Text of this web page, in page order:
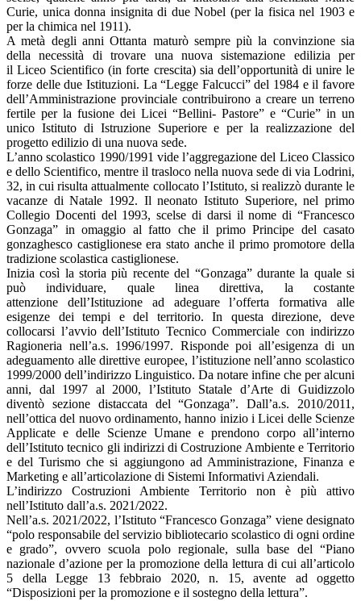
Curie, unica donna insignita di due Nobel (per la fisica nel 1903 e
per la chimica nel 1911).
A metà degli anni Ottanta maturò sempre più la convinzione sia
della necessità di trovare una nuova sistemazione edilizia per
il Liceo Scientifico (in forte crescita) sia dell’opportunità di unire le
forze delle due Istituzioni. La “Legge Falcucci” del 1984 e il favore
dell’Amministrazione provinciale contribuirono a creare un terreno
fertile per la fusione dei Licei “Bellini- Pastore” e “Curie” in un
unico Istituto di Istruzione Superiore e per la realizzazione del
progetto edilizio di una nuova sede.
L’anno scolastico 1990/1991 vide l’aggregazione del Liceo Classico
e dello Scientifico, mentre il trasloco nella nuova sede di via Lodrini,
32, in cui risulta attualmente collocato l’Istituto, si realizzò durante le
vacanze di Natale 1992. Il neonato Istituto Superiore, nel primo
Collegio Docenti del 1993, scelse di darsi il nome di “Francesco
Gonzaga” in omaggio al fatto che il primo Principe del casato
gonzaghesco castiglionese era stato anche il primo promotore della
tradizione scolastica castiglionese.
Inizia così la storia più recente del “Gonzaga” durante la quale si
può individuare, quale linea direttiva, la costante
attenzione dell’Istituzione ad adeguare l’offerta formativa alle
esigenze dei tempi e del territorio. In questa direzione, deve
collocarsi l’avvio dell’Istituto Tecnico Commerciale con indirizzo
Ragioneria nell’a.s. 1996/1997. Risponde poi all’esigenza di un
adeguamento alle direttive europee, l’istituzione nell’anno scolastico
1999/2000 dell’indirizzo Linguistico. Da notare infine che per alcuni
anni, dal 1997 al 2000, l’Istituto Statale d’Arte di Guidizzolo
diventò sezione distaccata del “Gonzaga”. Dall’a.s. 2010/2011,
nell’ottica del nuovo ordinamento, hanno inizio i Licei delle Scienze
Applicate e delle Scienze Umane e prendono corpo all’interno
dell’Istituto tecnico gli indirizzi di Costruzione Ambiente e Territorio
e del Turismo che si aggiungono ad Amministrazione, Finanza e
Marketing e all’articolazione di Sistemi Informativi Aziendali.
L’indirizzo Costruzioni Ambiente Territorio non è più attivo
nell’Istituto dall’a.s. 2021/2022.
Nell’a.s. 2021/2022, l’Istituto “Francesco Gonzaga” viene designato
“polo responsabile del servizio bibliotecario scolastico di ogni ordine
e grado”, ovvero scuola polo regionale, sulla base del “Piano
nazionale d’azione per la promozione della lettura di cui all’articolo
5 della Legge 13 febbraio 2020, n. 15, avente ad oggetto
“Disposizioni per la promozione e il sostegno della lettura”.